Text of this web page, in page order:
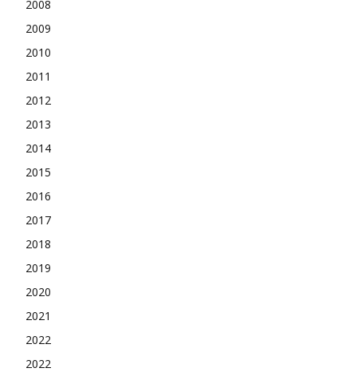
2008
2009
2010
2011
2012
2013
2014
2015
2016
2017
2018
2019
2020
2021
2022
2022